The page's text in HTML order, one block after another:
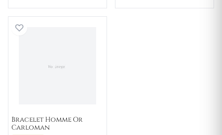
Bracelet Homme Or
Carloman